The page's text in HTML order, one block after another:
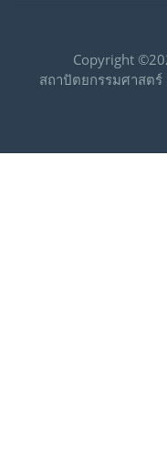
Copyright
สถาปัตยกรรมศาสต